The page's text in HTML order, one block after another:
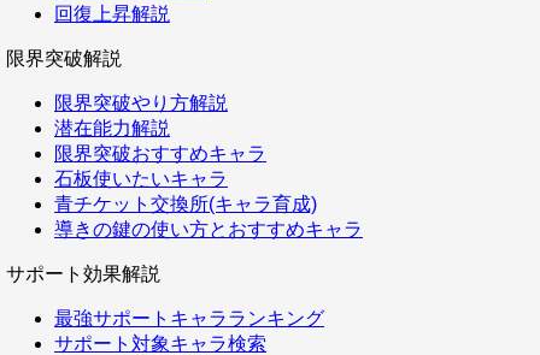
回復上昇解説
限界突破解説
限界突破やり方解説
潜在能力解説
限界突破おすすめキャラ
石板使いたいキャラ
青チケット交換所(キャラ育成)
導きの鍵の使い方とおすすめキャラ
サポート効果解説
最強サポートキャラランキング
サポート対象キャラ検索